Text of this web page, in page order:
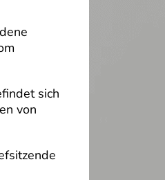
sich
von